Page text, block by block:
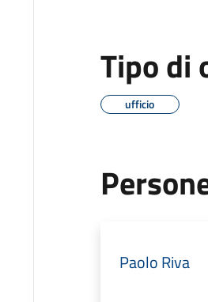
Tipo di
ufficio
Paolo Riva